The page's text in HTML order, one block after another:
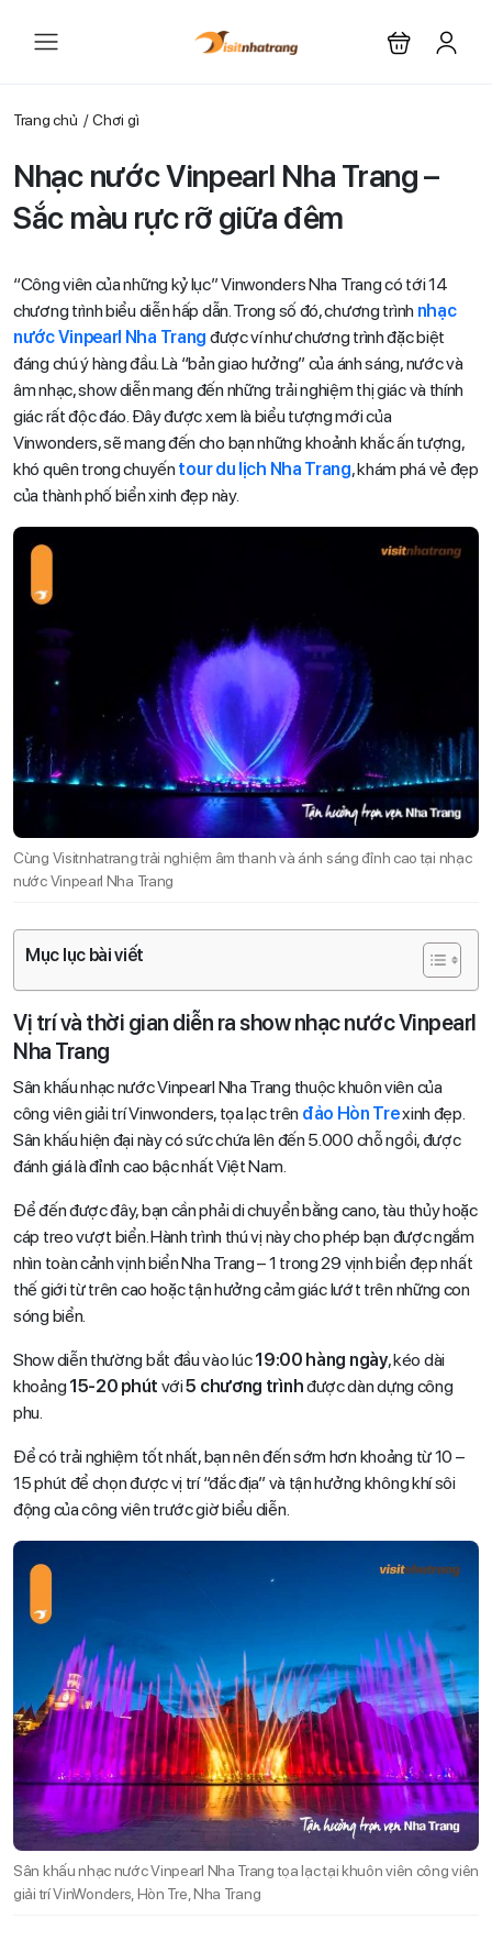
Trang chủ Chơi gì
Nhạc nước Vinpearl Nha Trang –
Sắc màu rực rỡ giữa đêm
“Công viên của những kỷ lục” Vinwonders Nha Trang có tới 14
chương trình biểu diễn hấp dẫn. Trong số đó, chương trình nhạc
nước Vinpearl Nha Trang được ví như chương trình đặc biệt
đáng chú ý hàng đầu. Là “bản giao hưởng” của ánh sáng, nước và
âm nhạc, show diễn mang đến những trải nghiệm thị giác và thính
giác rất độc đáo. Đây được xem là biểu tượng mới của
Vinwonders, sẽ mang đến cho bạn những khoảnh khắc ấn tượng,
khó quên trong chuyến tour du lịch Nha Trang, khám phá vẻ đẹp
của thành phố biển xinh đẹp này.
Cùng Visitnhatrang trải nghiệm âm thanh và ánh sáng đỉnh cao tại nhạc
nước Vinpearl Nha Trang
Mục lục bài viết
Vị trí và thời gian diễn ra show nhạc nước Vinpearl
Nha Trang
Sân khấu nhạc nước Vinpearl Nha Trang thuộc khuôn viên của
công viên giải trí Vinwonders, tọa lạc trên đảo Hòn Trexinh đẹp.
Sân khấu hiện đại này có sức chứa lên đến 5.000 chỗ ngồi, được
đánh giá là đỉnh cao bậc nhất Việt Nam.
Để đến được đây, bạn cần phải di chuyển bằng cano, tàu thủy hoặc
cáp treo vượt biển. Hành trình thú vị này cho phép bạn được ngắm
nhìn toàn cảnh vịnh biển Nha Trang – 1 trong 29 vịnh biển đẹp nhất
thế giới từ trên cao hoặc tận hưởng cảm giác lướt trên những con
sóng biển.
Show diễn thường bắt đầu vào lúc19:00 hàng ngày, kéo dài
khoảng 15-20 phút với5 chương trìnhđược dàn dựng công
phu.
Để có trải nghiệm tốt nhất, bạn nên đến sớm hơn khoảng từ 10 –
15 phút để chọn được vị trí “đắc địa” và tận hưởng không khí sôi
động của công viên trước giờ biểu diễn.
Sân khấu nhạc nước Vinpearl Nha Trang tọa lạc tại khuôn viên công viên
giải trí VinWonders, Hòn Tre, Nha Trang